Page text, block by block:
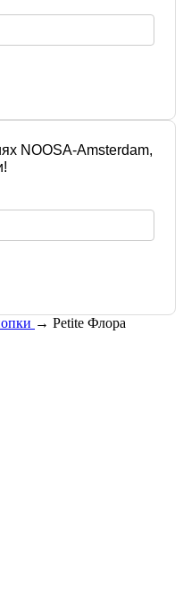
NOOSA-Amsterdam,
→ Petite Флора